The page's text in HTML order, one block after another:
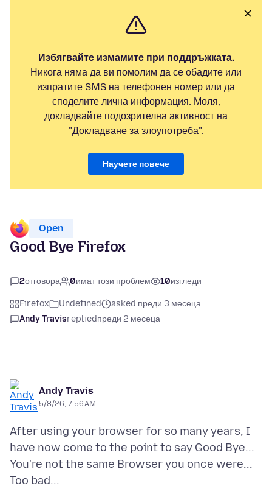
Избягвайте измамите при поддръжката.
Никога няма да ви помолим да се обадите или
изпратите SMS на телефонен номер или да
споделите лична информация. Моля,
докладвайте подозрителна активност на
"Докладване за злоупотреба".
Научете повече
Open
Good Bye Firefox
2отговора 0имат този проблем 10изгледи
Firefox Undefined
asked преди 3 месеца
Andy Travisrepliedпреди 2 месеца
Andy Travis
5/8/26, 7:56 AM
After using your browser for so many years, I
have now come to the point to say Good Bye...
You're not the same Browser you once were...